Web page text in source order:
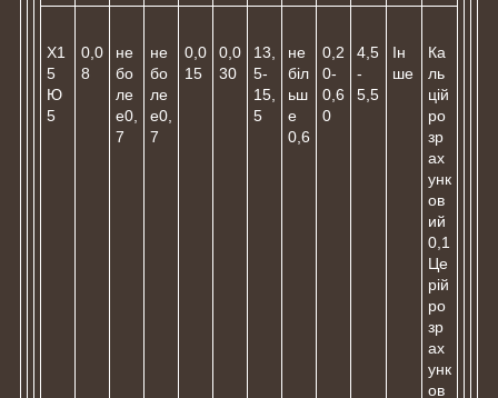
Х1
5
Ю
5
0,0
8
не
бо
ле
е0,
7
не
бо
ле
е0,
7
0,0
15
0,0
30
13,
5-
15,
5
не
біл
ьш
е
0,6
0,2
0-
0,6
0
4,5
-
5,5
Ін
ше
Ка
ль
цій
ро
зр
ах
унк
ов
ий
0,1
Це
рій
ро
зр
ах
унк
ов